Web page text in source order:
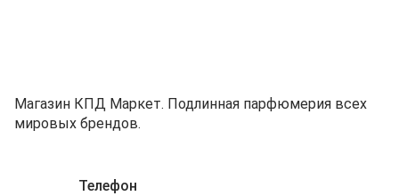
Магазин КПД Маркет. Подлинная парфюмерия всех
мировых брендов.
Телефон